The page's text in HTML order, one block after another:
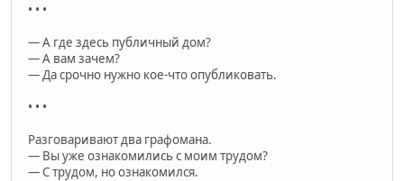
• • •
— А где здесь публичный дом?
— А вам зачем?
— Да срочно нужно кое-что опубликовать.
• • •
Разговаривают два графомана.
— Вы уже ознакомились с моим трудом?
— С трудом, но ознакомился.